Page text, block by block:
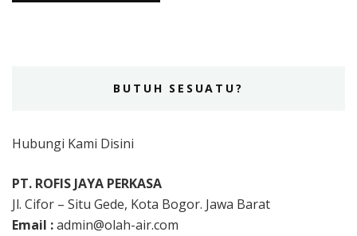
BUTUH SESUATU?
Hubungi Kami Disini
PT. ROFIS JAYA PERKASA
Jl. Cifor – Situ Gede, Kota Bogor. Jawa Barat
Email :admin@olah-air.com